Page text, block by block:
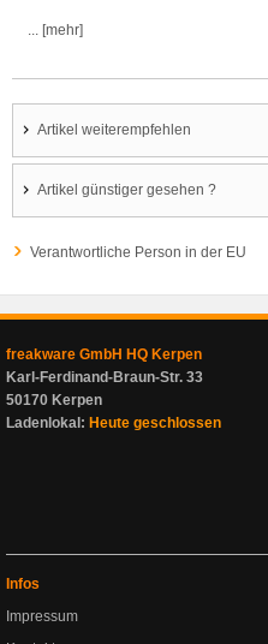
... [mehr]
Artikel weiterempfehlen
Artikel günstiger gesehen ?
Verantwortliche Person in der EU
freakware GmbH HQ Kerpen
Karl-Ferdinand-Braun-Str. 33
50170 Kerpen
Ladenlokal: Heute geschlossen
Infos
Impressum